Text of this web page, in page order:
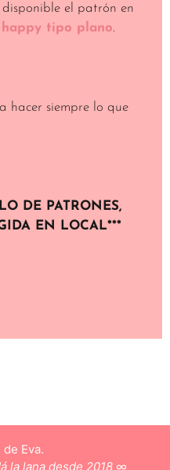
el patrón en
happy tipo plano.
hacer siempre lo que
DE PATRONES,
EN LOCAL***
Eva.
la lana desde 2018∞